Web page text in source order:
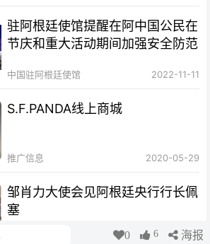
0 6 海报
驻阿根廷使馆提醒在阿中国公民在
节庆和重大活动期间加强安全防范
中国驻阿根廷使馆 2022-11-11
S.F.PANDA线上商城
推广信息 2020-05-29
邹肖力大使会见阿根廷央行行长佩
塞
2022-11-10